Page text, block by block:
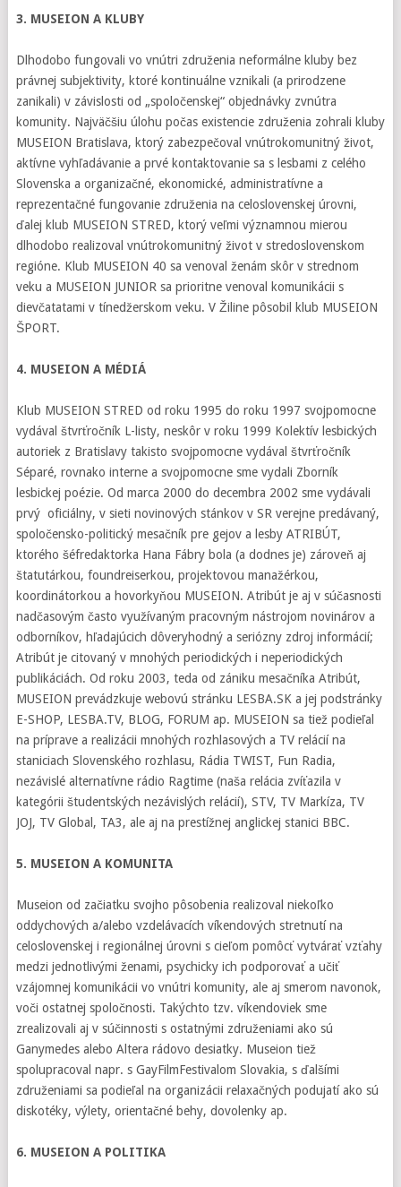
3. MUSEION A KLUBY
Dlhodobo fungovali vo vnútri združenia neformálne kluby bez
právnej subjektivity, ktoré kontinuálne vznikali (a prirodzene
zanikali) v závislosti od „spoločenskej“ objednávky zvnútra
komunity. Najväčšiu úlohu počas existencie združenia zohrali kluby
MUSEION Bratislava, ktorý zabezpečoval vnútrokomunitný život,
aktívne vyhľadávanie a prvé kontaktovanie sa s lesbami z celého
Slovenska a organizačné, ekonomické, administratívne a
reprezentačné fungovanie združenia na celoslovenskej úrovni,
ďalej klub MUSEION STRED, ktorý veľmi významnou mierou
dlhodobo realizoval vnútrokomunitný život v stredoslovenskom
regióne. Klub MUSEION 40 sa venoval ženám skôr v strednom
veku a MUSEION JUNIOR sa prioritne venoval komunikácii s
dievčatatami v tínedžerskom veku. V Žiline pôsobil klub MUSEION
ŠPORT.
4. MUSEION A MÉDIÁ
Klub MUSEION STRED od roku 1995 do roku 1997 svojpomocne
vydával štvrťročník L-listy, neskôr v roku 1999 Kolektív lesbických
autoriek z Bratislavy takisto svojpomocne vydával štvrťročník
Séparé, rovnako interne a svojpomocne sme vydali Zborník
lesbickej poézie. Od marca 2000 do decembra 2002 sme vydávali
prvý oficiálny, v sieti novinových stánkov v SR verejne predávaný,
spoločensko-politický mesačník pre gejov a lesby ATRIBÚT,
ktorého šéfredaktorka Hana Fábry bola (a dodnes je) zároveň aj
štatutárkou, foundreiserkou, projektovou manažérkou,
koordinátorkou a hovorkyňou MUSEION. Atribút je aj v súčasnosti
nadčasovým často využívaným pracovným nástrojom novinárov a
odborníkov, hľadajúcich dôveryhodný a seriózny zdroj informácií;
Atribút je citovaný v mnohých periodických i neperiodických
publikáciách. Od roku 2003, teda od zániku mesačníka Atribút,
MUSEION prevádzkuje webovú stránku LESBA.SK a jej podstránky
E-SHOP, LESBA.TV, BLOG, FORUM ap. MUSEION sa tiež podieľal
na príprave a realizácii mnohých rozhlasových a TV relácií na
staniciach Slovenského rozhlasu, Rádia TWIST, Fun Radia,
nezávislé alternatívne rádio Ragtime (naša relácia zvíťazila v
kategórii študentských nezávislých relácií), STV, TV Markíza, TV
JOJ, TV Global, TA3, ale aj na prestížnej anglickej stanici BBC.
5. MUSEION A KOMUNITA
Museion od začiatku svojho pôsobenia realizoval niekoľko
oddychových a/alebo vzdelávacích víkendových stretnutí na
celoslovenskej i regionálnej úrovni s cieľom pomôcť vytvárať vzťahy
medzi jednotlivými ženami, psychicky ich podporovať a učiť
vzájomnej komunikácii vo vnútri komunity, ale aj smerom navonok,
voči ostatnej spoločnosti. Takýchto tzv. víkendoviek sme
zrealizovali aj v súčinnosti s ostatnými združeniami ako sú
Ganymedes alebo Altera rádovo desiatky. Museion tiež
spolupracoval napr. s GayFilmFestivalom Slovakia, s ďalšími
združeniami sa podieľal na organizácii relaxačných podujatí ako sú
diskotéky, výlety, orientačné behy, dovolenky ap.
6. MUSEION A POLITIKA